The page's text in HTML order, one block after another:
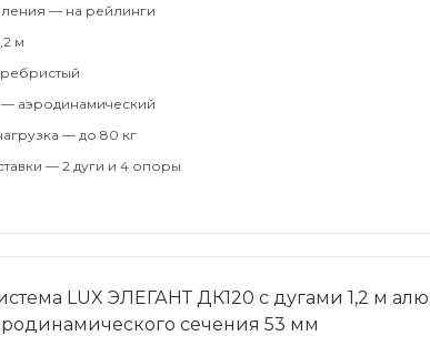
— на рейлинги
м
аэродинамический
— до 80 кг
— 2 дуги и 4 опоры
LUX ЭЛЕГАНТ ДК120 с дугами 1,2 м
сечения 53 мм